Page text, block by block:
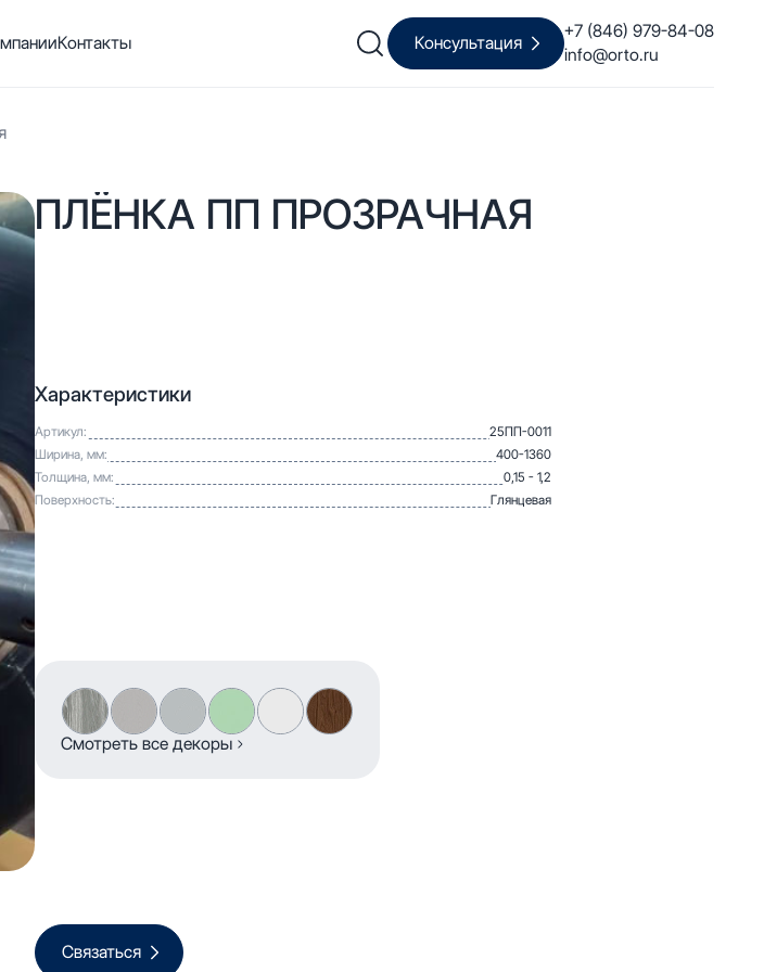
Контакты Консультация
+7 (846) 979-84-08
info@orto.ru
ПЛЁНКА ПП ПРОЗРАЧНАЯ
Характеристики
Артикул:
25ПП-0011
Ширина, мм:
400-1360
Толщина, мм:
0,15 - 1,2
Поверхность:
Глянцевая
Смотреть все декоры
Связаться